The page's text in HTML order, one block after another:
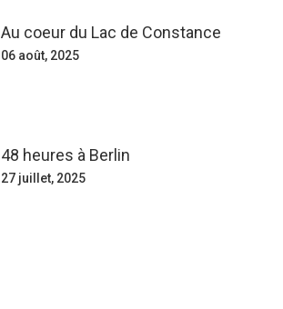
Au coeur du Lac de Constance
06 août, 2025
48 heures à Berlin
27 juillet, 2025